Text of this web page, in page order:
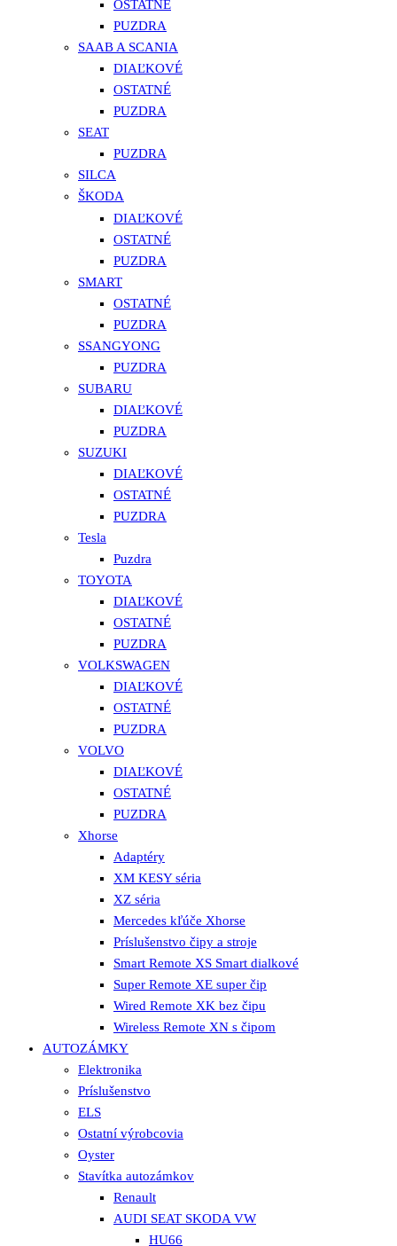
OSTATNÉ
PUZDRA
SAAB A SCANIA
DIAĽKOVÉ
OSTATNÉ
PUZDRA
SEAT
PUZDRA
SILCA
ŠKODA
DIAĽKOVÉ
OSTATNÉ
PUZDRA
SMART
OSTATNÉ
PUZDRA
SSANGYONG
PUZDRA
SUBARU
DIAĽKOVÉ
PUZDRA
SUZUKI
DIAĽKOVÉ
OSTATNÉ
PUZDRA
Tesla
Puzdra
TOYOTA
DIAĽKOVÉ
OSTATNÉ
PUZDRA
VOLKSWAGEN
DIAĽKOVÉ
OSTATNÉ
PUZDRA
VOLVO
DIAĽKOVÉ
OSTATNÉ
PUZDRA
Xhorse
Adaptéry
XM KESY séria
XZ séria
Mercedes kľúče Xhorse
Príslušenstvo čipy a stroje
Smart Remote XS Smart dialkové
Super Remote XE super čip
Wired Remote XK bez čipu
Wireless Remote XN s čipom
AUTOZÁMKY
Elektronika
Príslušenstvo
ELS
Ostatní výrobcovia
Oyster
Stavítka autozámkov
Renault
AUDI SEAT SKODA VW
HU66